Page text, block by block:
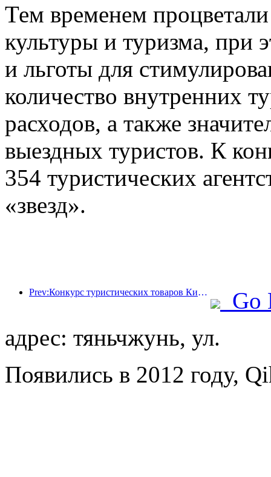
Тем временем
культуры и туризма, при
и льготы для
количество внутренних
расходов, а также
выездных туристов. К
354 туристических
«звезд».
Prev:Конкурс туристических товаров Китая успешно прошел в Сянтане (провинция Хунань).
Go
адрес: тяньчжунь, ул.
Появились в 2012 году,